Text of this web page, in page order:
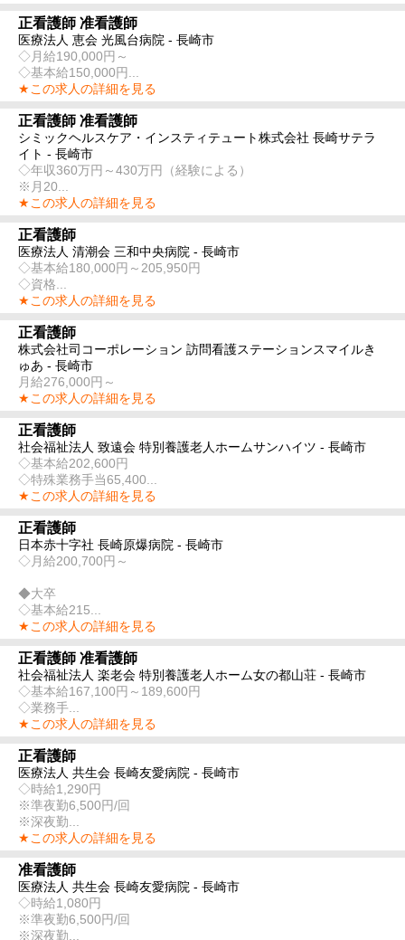
正看護師 准看護師
医療法人 恵会 光風台病院 - 長崎市
◇月給190,000円～
◇基本給150,000円...
★この求人の詳細を見る
正看護師 准看護師
シミックヘルスケア・インスティテュート株式会社 長崎サテラ
イト - 長崎市
◇年収360万円～430万円（経験による）
※月20...
★この求人の詳細を見る
正看護師
医療法人 清潮会 三和中央病院 - 長崎市
◇基本給180,000円～205,950円
◇資格...
★この求人の詳細を見る
正看護師
株式会社司コーポレーション 訪問看護ステーションスマイルき
ゅあ - 長崎市
月給276,000円～
★この求人の詳細を見る
正看護師
社会福祉法人 致遠会 特別養護老人ホームサンハイツ - 長崎市
◇基本給202,600円
◇特殊業務手当65,400...
★この求人の詳細を見る
正看護師
日本赤十字社 長崎原爆病院 - 長崎市
◇月給200,700円～
◆大卒
◇基本給215...
★この求人の詳細を見る
正看護師 准看護師
社会福祉法人 楽老会 特別養護老人ホーム女の都山荘 - 長崎市
◇基本給167,100円～189,600円
◇業務手...
★この求人の詳細を見る
正看護師
医療法人 共生会 長崎友愛病院 - 長崎市
◇時給1,290円
※準夜勤6,500円/回
※深夜勤...
★この求人の詳細を見る
准看護師
医療法人 共生会 長崎友愛病院 - 長崎市
◇時給1,080円
※準夜勤6,500円/回
※深夜勤...